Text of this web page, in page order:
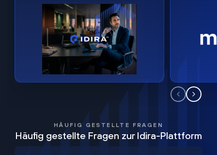
HÄUFIG GESTELLTE FRAGEN
Häufig gestellte Fragen zur Idira-Plattform